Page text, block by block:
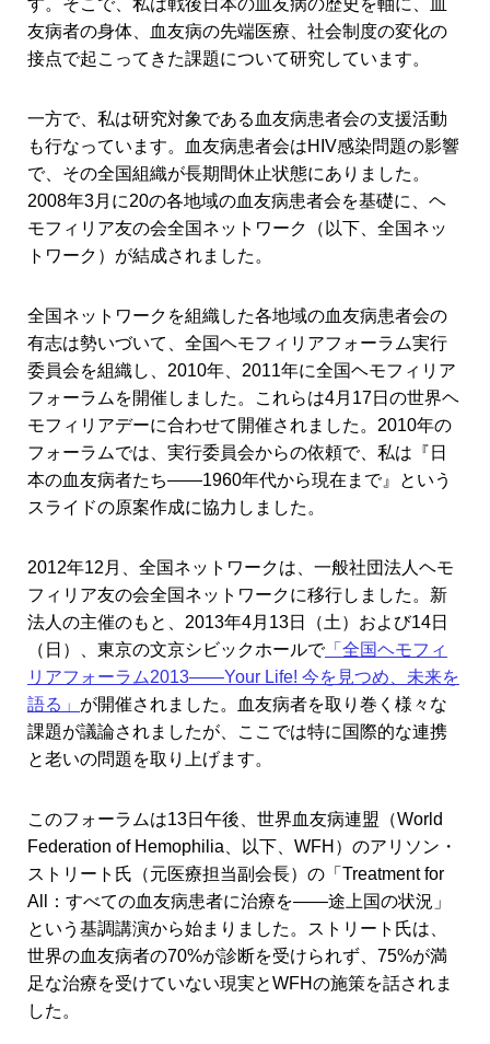
す。そこで、私は戦後日本の血友病の歴史を軸に、血
友病者の身体、血友病の先端医療、社会制度の変化の
接点で起こってきた課題について研究しています。
一方で、私は研究対象である血友病患者会の支援活動
も行なっています。血友病患者会はHIV感染問題の影響
で、その全国組織が長期間休止状態にありました。
2008年3月に20の各地域の血友病患者会を基礎に、ヘ
モフィリア友の会全国ネットワーク（以下、全国ネッ
トワーク）が結成されました。
全国ネットワークを組織した各地域の血友病患者会の
有志は勢いづいて、全国ヘモフィリアフォーラム実行
委員会を組織し、2010年、2011年に全国ヘモフィリア
フォーラムを開催しました。これらは4月17日の世界ヘ
モフィリアデーに合わせて開催されました。2010年の
フォーラムでは、実行委員会からの依頼で、私は『日
本の血友病者たち――1960年代から現在まで』という
スライドの原案作成に協力しました。
2012年12月、全国ネットワークは、一般社団法人ヘモ
フィリア友の会全国ネットワークに移行しました。新
法人の主催のもと、2013年4月13日（土）および14日
（日）、東京の文京シビックホールで「全国ヘモフィ
リアフォーラム2013――Your Life! 今を見つめ、未来を
語る」 が開催されました。血友病者を取り巻く様々な
課題が議論されましたが、ここでは特に国際的な連携
と老いの問題を取り上げます。
このフォーラムは13日午後、世界血友病連盟（World
Federation of Hemophilia、以下、WFH）のアリソン・
ストリート氏（元医療担当副会長）の「Treatment for
All：すべての血友病患者に治療を――途上国の状況」
という基調講演から始まりました。ストリート氏は、
世界の血友病者の70%が診断を受けられず、75%が満
足な治療を受けていない現実とWFHの施策を話されま
した。